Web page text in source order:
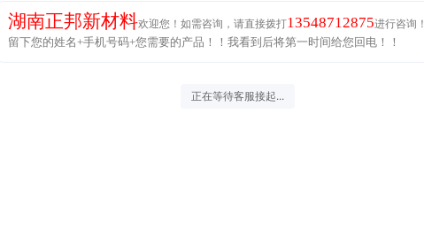
湖南正邦新材料欢迎您！如需咨询，请直接拨打13548712875进行咨询！
留下您的姓名+手机号码+您需要的产品！！我看到后将第一时间给您回电！！
正在等待客服接起...